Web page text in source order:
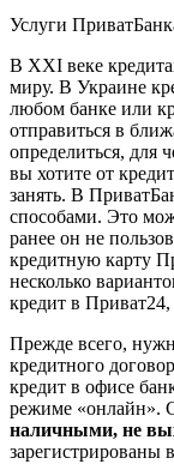
Услуги
В ХХІ веке
миру. В Украине
любом банке или
отправиться в
определиться, для
вы хотите от
занять. В
способами. Это
ранее он не
кредитную карту
несколько
кредит в Приват24,
Прежде всего,
кредитного
кредит в офисе
режиме «онлайн».
наличными, не
зарегистрированы